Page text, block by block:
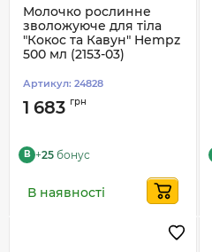
Молочко рослинне
зволожуюче для тіла
"Кокос та Кавун" Hempz
500 мл (2153-03)
Артикул: 24828
1 683 грн
B +25 бонус
В наявності